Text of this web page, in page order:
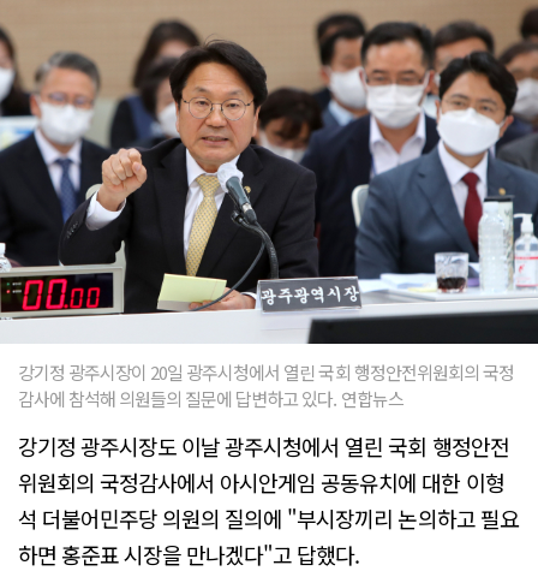
강기정 광주시장이 20일 광주시청에서 열린 국회 행정안전위원회의 국정
감사에 참석해 의원들의 질문에 답변하고 있다. 연합뉴스
강기정 광주시장도 이날 광주시청에서 열린 국회 행정안전
위원회의 국정감사에서 아시안게임 공동유치에 대한 이형
석 더불어민주당 의원의 질의에 "부시장끼리 논의하고 필요
하면 홍준표 시장을 만나겠다"고 답했다.